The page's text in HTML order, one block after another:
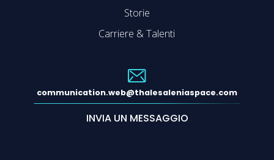
Storie
Carriere & Talenti
communication.web@thalesaleniaspace.com
INVIA UN MESSAGGIO